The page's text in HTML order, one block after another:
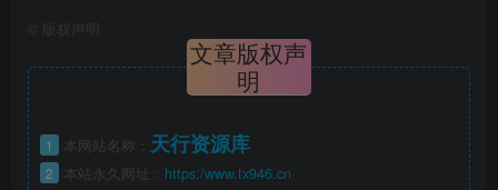
版权声明
文章版权声
明
1 本网站名称： 天行资源库
2 本站永久网址： https:/www.tx946.cn